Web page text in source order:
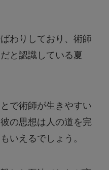
わりしており、術師
と認識している夏
で術師が生きやすい
の思想は人の道を完
いえるでしょう。